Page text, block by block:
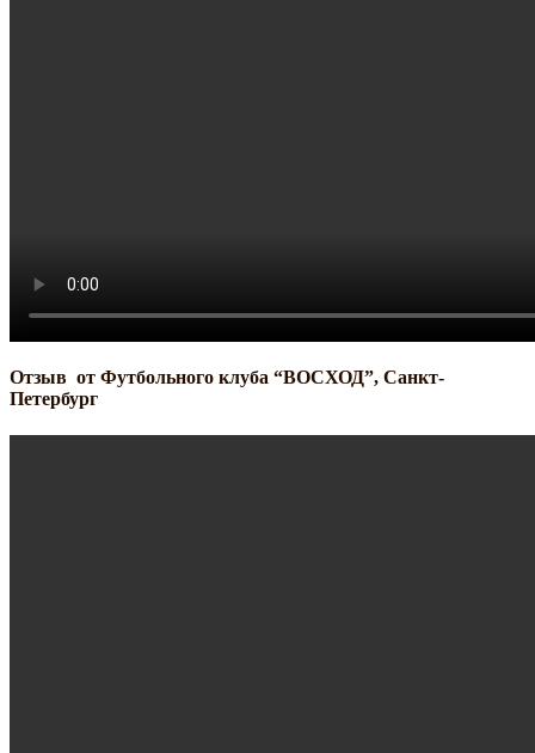
Отзыв от Футбольного клуба “ВОСХОД”, Санкт-
Петербург